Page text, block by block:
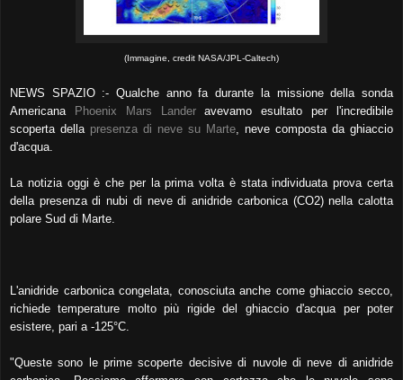
(Immagine, credit NASA/JPL-Caltech)
NEWS SPAZIO :- Qualche anno fa durante la missione della sonda
Americana
Phoenix Mars Landeravevamo esultato per l'incredibile
scoperta della presenza di neve su Marte , neve composta da ghiaccio
d'acqua.
La notizia oggi è che per la prima volta è stata individuata prova certa
della presenza di nubi di neve di anidride carbonica (CO2) nella calotta
polare Sud di Marte.
L'anidride carbonica congelata, conosciuta anche come ghiaccio secco,
richiede temperature molto più rigide del ghiaccio d'acqua per poter
esistere, pari a -125°C.
"Queste sono le prime scoperte decisive di nuvole di neve di anidride